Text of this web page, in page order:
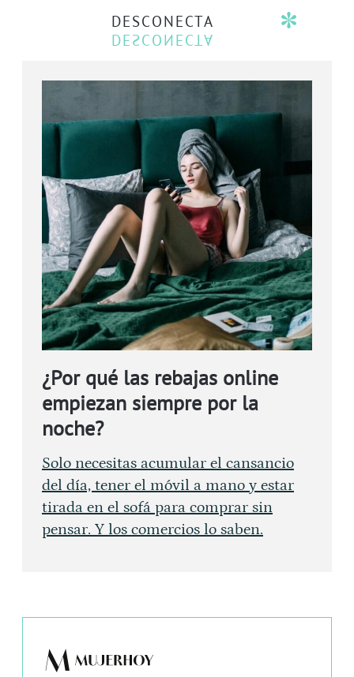
DESCONECTA
¿Por qué las rebajas online
empiezan siempre por la
noche?
Solo necesitas acumular el cansancio
del día, tener el móvil a mano y estar
tirada en el sofá para comprar sin
pensar. Y los comercios lo saben.